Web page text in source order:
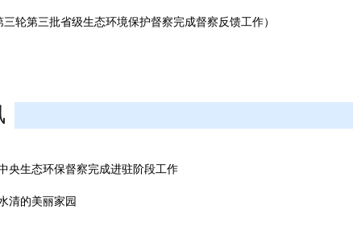
三轮第三批省级生态环境保护督察完成督察反馈工作）
央生态环保督察完成进驻阶段工作
清的美丽家园